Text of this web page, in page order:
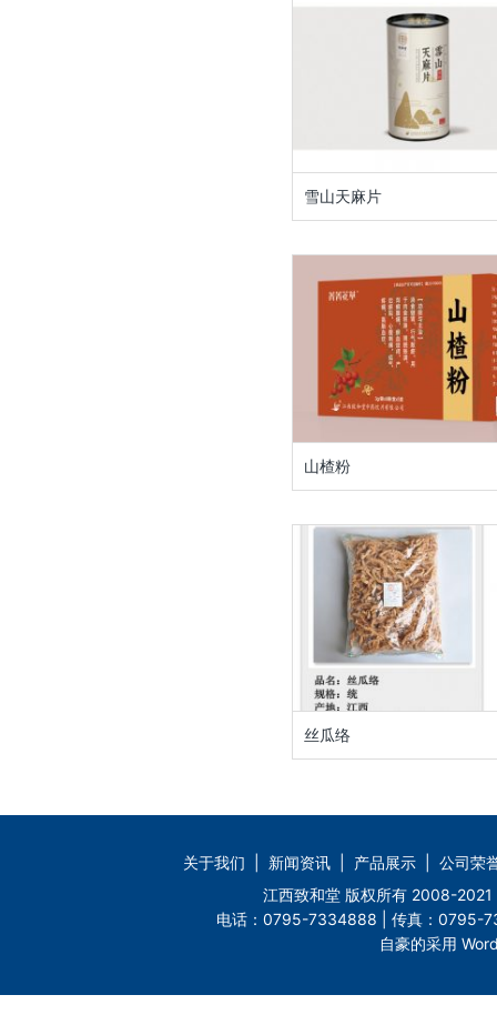
雪山天麻片
山楂粉
丝瓜络
关于我们 新闻资讯 产品展示
公司荣
江西致和堂 版权所有 2008-
电话：0795-7334888 | 传真：0795-
自豪的采用